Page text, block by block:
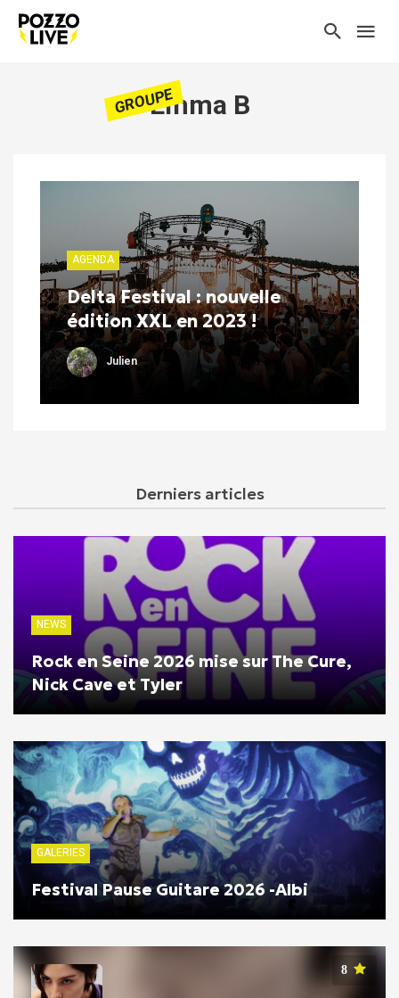
GROUPEEmma B
AGENDA
Delta Festival : nouvelle
édition XXL en 2023 !
Julien
Derniers articles
NEWS
Rock en Seine 2026 mise sur The Cure,
Nick Cave et Tyler
GALERIES
Festival Pause Guitare 2026 -Albi
8